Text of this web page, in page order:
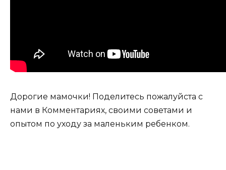
Дорогие мамочки! Поделитесь пожалуйста с
нами в Комментариях, своими советами и
опытом по уходу за маленьким ребенком.